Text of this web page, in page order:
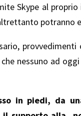
Skype al proprio
potranno
nessuno ad
in piedi, da